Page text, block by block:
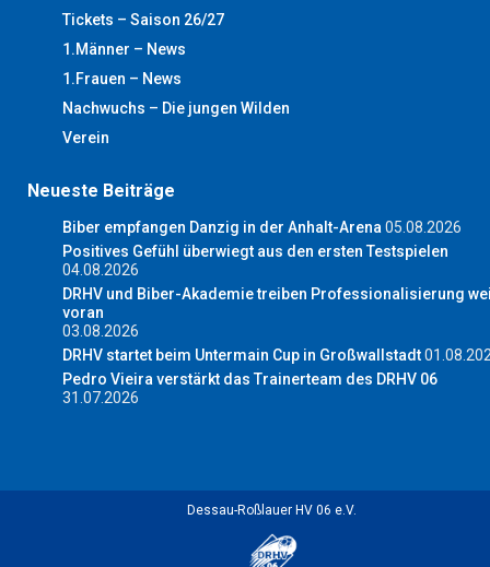
Tickets – Saison 26/27
1.Männer – News
1.Frauen – News
Nachwuchs – Die jungen Wilden
Verein
Neueste Beiträge
Biber empfangen Danzig in der Anhalt-Arena 05.08.2026
Positives Gefühl überwiegt aus den ersten Testspielen
04.08.2026
DRHV und Biber-Akademie treiben Professionalisierung
voran
03.08.2026
DRHV startet beim Untermain Cup in Großwallstadt
Pedro Vieira verstärkt das Trainerteam des DRHV 06
31.07.2026
Dessau-Roßlauer HV 06 e.V.